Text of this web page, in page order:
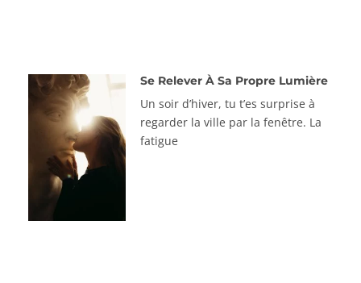
Se Relever À Sa Propre Lumière
Un soir d’hiver, tu t’es surprise à
regarder la ville par la fenêtre. La
fatigue